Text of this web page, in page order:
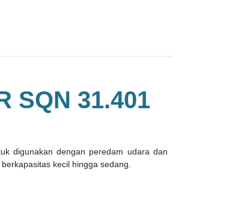
SQN 31.401
digunakan dengan peredam udara dan
kecil hingga sedang.